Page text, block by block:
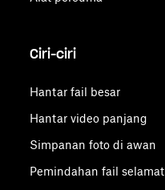
Ciri-ciri
Hantar fail besar
Hantar video panjang
Simpanan foto di awan
Pemindahan fail selamat